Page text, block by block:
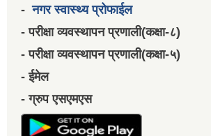
-नगर स्वास्थ्य प्रोफाईल
- परीक्षा व्यवस्थापन प्रणाली(कक्षा-८)
- परीक्षा व्यवस्थापन प्रणाली(कक्षा-५)
- ईमेल
- ग्रुप एसएमएस